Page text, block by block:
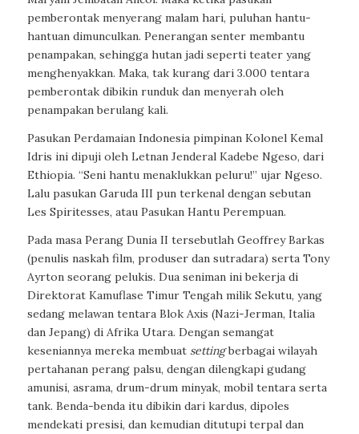
pemberontak menyerang malam hari, puluhan hantu-
hantuan dimunculkan. Penerangan senter membantu
penampakan, sehingga hutan jadi seperti teater yang
menghenyakkan. Maka, tak kurang dari 3.000 tentara
pemberontak dibikin runduk dan menyerah oleh
penampakan berulang kali.
Pasukan Perdamaian Indonesia pimpinan Kolonel Kemal
Idris ini dipuji oleh Letnan Jenderal Kadebe Ngeso, dari
Ethiopia. “Seni hantu menaklukkan peluru!” ujar Ngeso.
Lalu pasukan Garuda III pun terkenal dengan sebutan
Les Spiritesses, atau Pasukan Hantu Perempuan.
Pada masa Perang Dunia II tersebutlah Geoffrey Barkas
(penulis naskah film, produser dan sutradara) serta Tony
Ayrton seorang pelukis. Dua seniman ini bekerja di
Direktorat Kamuflase Timur Tengah milik Sekutu, yang
sedang melawan tentara Blok Axis (Nazi-Jerman, Italia
dan Jepang) di Afrika Utara. Dengan semangat
keseniannya mereka membuat settingberbagai wilayah
pertahanan perang palsu, dengan dilengkapi gudang
amunisi, asrama, drum-drum minyak, mobil tentara serta
tank. Benda-benda itu dibikin dari kardus, dipoles
mendekati presisi, dan kemudian ditutupi terpal dan